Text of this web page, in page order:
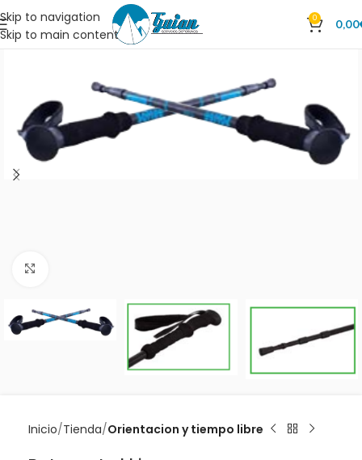
Skip to navigation
Skip to main content
0 0,00
Inicio Tienda Orientacion y tiempo libre